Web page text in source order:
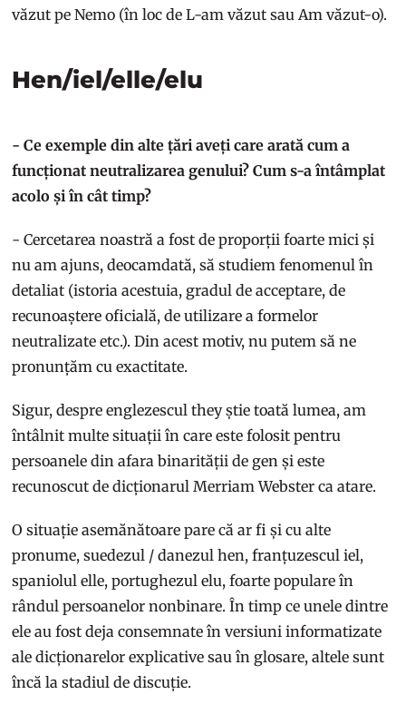
văzut pe Nemo (în loc de L-am văzut sau Am văzut-o).
Hen/iel/elle/elu
- Ce exemple din alte țări aveți care arată cum a
funcționat neutralizarea genului? Cum s-a întâmplat
acolo și în cât timp?
- Cercetarea noastră a fost de proporții foarte mici și
nu am ajuns, deocamdată, să studiem fenomenul în
detaliat (istoria acestuia, gradul de acceptare, de
recunoaștere oficială, de utilizare a formelor
neutralizate etc.). Din acest motiv, nu putem să ne
pronunțăm cu exactitate.
Sigur, despre englezescul they știe toată lumea, am
întâlnit multe situații în care este folosit pentru
persoanele din afara binarității de gen și este
recunoscut de dicționarul Merriam Webster ca atare.
O situație asemănătoare pare că ar fi și cu alte
pronume, suedezul / danezul hen, franțuzescul iel,
spaniolul elle, portughezul elu, foarte populare în
rândul persoanelor nonbinare. În timp ce unele dintre
ele au fost deja consemnate în versiuni informatizate
ale dicționarelor explicative sau în glosare, altele sunt
încă la stadiul de discuție.